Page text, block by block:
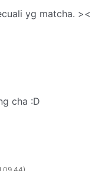
yg matcha. ><
cha :D